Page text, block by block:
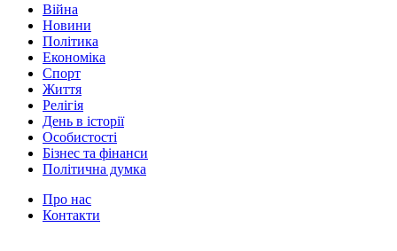
Війна
Новини
Політика
Економіка
Спорт
Життя
Релігія
День в історії
Особистості
Бізнес та фінанси
Політична думка
Про нас
Контакти